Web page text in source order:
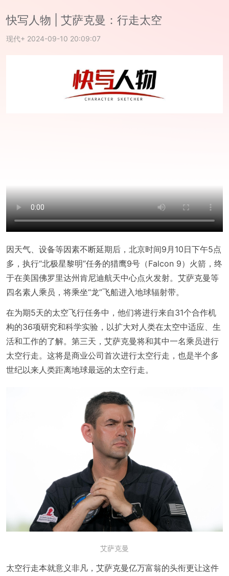
快写人物 | 艾萨克曼：行走太空
现代+ 2024-09-10 20:09:07
因天气、设备等因素不断延期后，北京时间9月10日下午5点
多，执行“北极星黎明”任务的猎鹰9号（Falcon 9）火箭，终
于在美国佛罗里达州肯尼迪航天中心点火发射。艾萨克曼等
四名素人乘员，将乘坐“龙”飞船进入地球辐射带。
在为期5天的太空飞行任务中，他们将进行来自31个合作机
构的36项研究和科学实验，以扩大对人类在太空中适应、生
活和工作的了解。第三天，艾萨克曼将和其中一名乘员进行
太空行走。这将是商业公司首次进行太空行走，也是半个多
世纪以来人类距离地球最远的太空行走。
艾萨克曼
太空行走本就意义非凡，艾萨克曼亿万富翁的头衔更让这件